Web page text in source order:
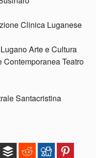
Clinica Luganese
Arte e Cultura
Contemporanea Teatro
Santacristina